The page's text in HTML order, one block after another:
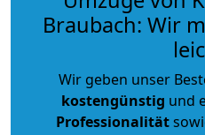
Braubach: Wir
Wir geben unser
kostengünstig und
Professionalität